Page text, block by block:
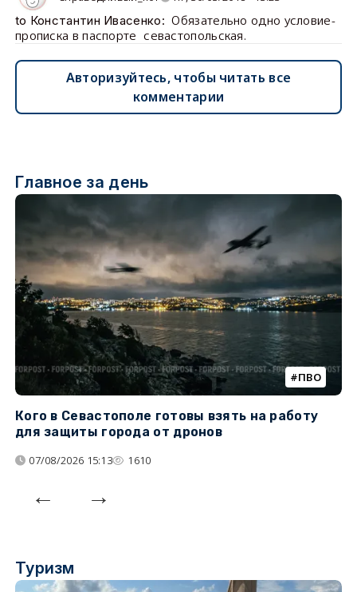
to Константин Ивасенко: Обязательно одно условие-
прописка в паспорте севастопольская.
Авторизуйтесь, чтобы читать все
комментарии
Главное за день
ПВО
Кого в Севастополе готовы взять на работу
для защиты города от дронов
07/08/2026 15:13 1610
Туризм